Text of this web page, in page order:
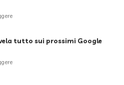
tutto sui prossimi Google